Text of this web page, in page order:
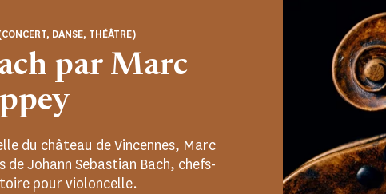
par Marc
DANSE, THÉÂTRE)
du château de Vincennes, Marc
Johann Sebastian Bach, chefs-
pour violoncelle.